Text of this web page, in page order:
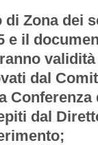
Zona dei
e il
validità
dal
Conferenza
dal